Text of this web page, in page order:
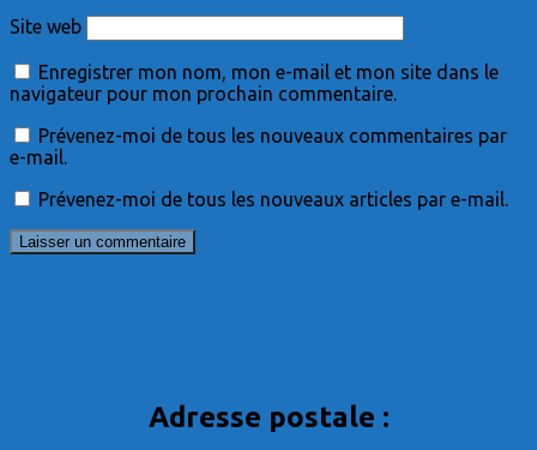
Site web
Enregistrer mon nom, mon e-mail et mon site dans le
navigateur pour mon prochain commentaire.
Prévenez-moi de tous les nouveaux commentaires par
e-mail.
Prévenez-moi de tous les nouveaux articles par e-mail.
Adresse postale :